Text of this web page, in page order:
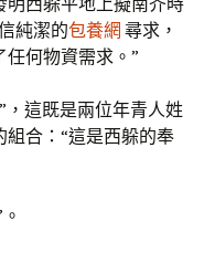
純潔的包養網 尋求，
何物資需求。”
，這既是兩位年青人姓
合：“這是西躲的奉